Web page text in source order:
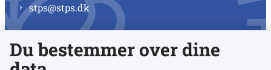
stps@stps.dk
Se alle kontaktnumre
Du bestemmer over dine